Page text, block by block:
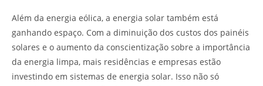
Além da energia eólica, a energia solar também está
ganhando espaço. Com a diminuição dos custos dos painéis
solares e o aumento da conscientização sobre a importância
da energia limpa, mais residências e empresas estão
investindo em sistemas de energia solar. Isso não só